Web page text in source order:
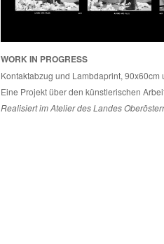
WORK IN PROGRESS
Kontaktabzug und Lambdaprint, 90x60cm
Eine Projekt über den künstlerischen
Realisiert im Atelier des Landes